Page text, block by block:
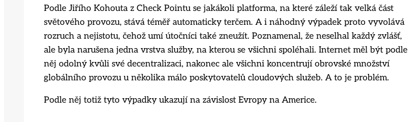
Podle Jiřího Kohouta z Check Pointu se jakákoli platforma, na které záleží tak velká část
světového provozu, stává téměř automaticky terčem. A i náhodný výpadek proto vyvolává
rozruch a nejistotu, čehož umí útočníci také zneužít. Poznamenal, že neselhal každý zvlášť,
ale byla narušena jedna vrstva služby, na kterou se všichni spoléhali. Internet měl být podle
něj odolný kvůli své decentralizaci, nakonec ale všichni koncentrují obrovské množství
globálního provozu u několika málo poskytovatelů cloudových služeb. A to je problém.
Podle něj totiž tyto výpadky ukazují na závislost Evropy na Americe.